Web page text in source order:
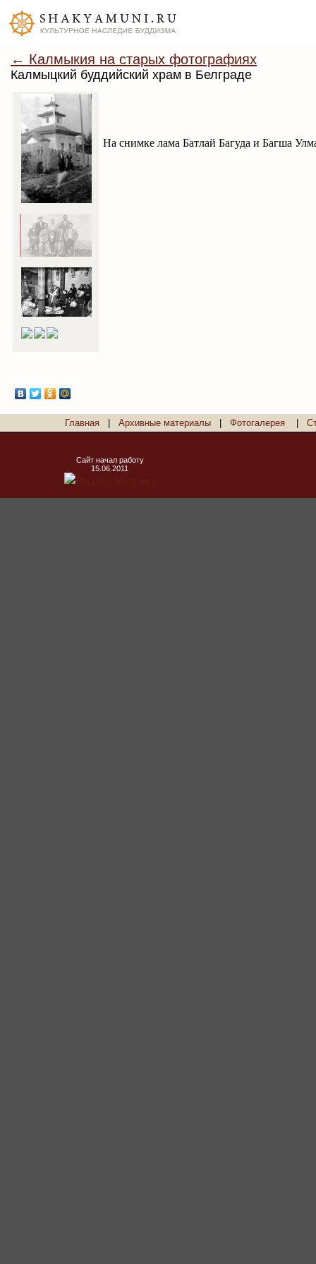
← Калмыкия на старых фотографиях
Калмыцкий буддийский храм в Белграде
На снимке лама Батлай Багуда и Багша
Главная Архивные материалы Фотогалерея
Сайт начал работу
15.06.2011